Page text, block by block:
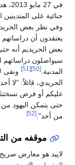
في
جنائية على
وفي نظر بعض
يعتقدون أن
بعض الحريديم أنه
سيواصلون دراساتهم
المدنية.[50]
[51]
ونفى
الحريدي، قائلاً: "لا
عليكم أو فرض
حتى يتمكن اليهود من
من أحد".[52]
موقفه من
لاپيد هو معارض صريح